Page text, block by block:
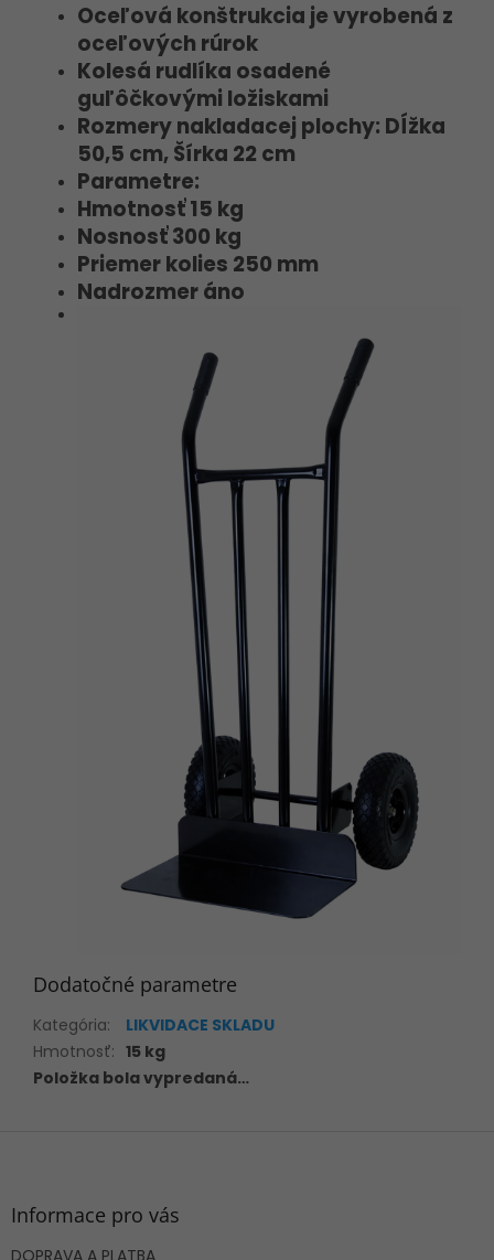
Oceľová konštrukcia je vyrobená z
oceľových rúrok
Kolesá rudlíka osadené
guľôčkovými ložiskami
Rozmery nakladacej plochy: Dĺžka
50,5 cm, Šírka 22 cm
Parametre:
Hmotnosť 15 kg
Nosnosť 300 kg
Priemer kolies 250 mm
Nadrozmer áno
Dodatočné parametre
Kategória:
LIKVIDACE SKLADU
Hmotnosť: 15 kg
Položka bola vypredaná…
Informace pro vás
DOPRAVA A PLATBA